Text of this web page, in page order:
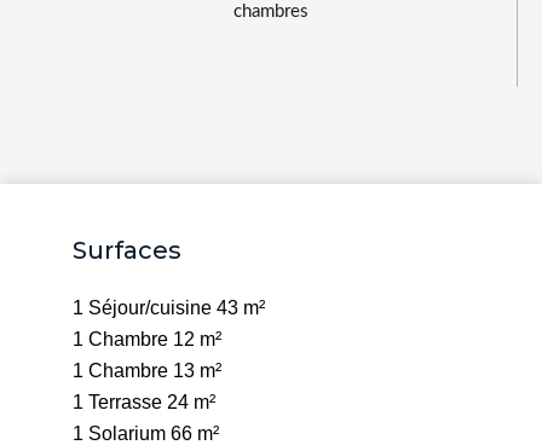
chambres
Surfaces
1 Séjour/cuisine 43 m²
1 Chambre 12 m²
1 Chambre 13 m²
1 Terrasse 24 m²
1 Solarium 66 m²